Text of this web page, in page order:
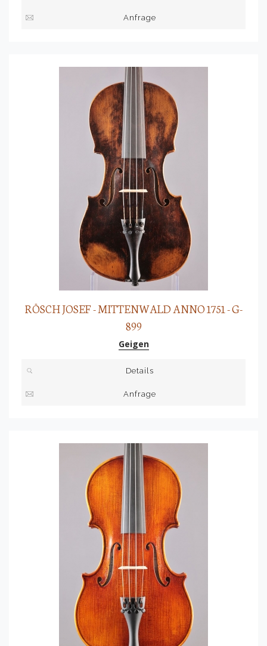
Anfrage
RÖSCH JOSEF - MITTENWALD ANNO 1751 - G-
899
Geigen
Details
Anfrage